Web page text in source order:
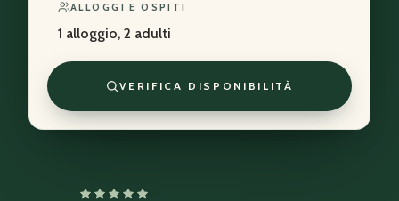
ALLOGGI E OSPITI
1 alloggio, 2 adulti
VERIFICA DISPONIBILITÀ